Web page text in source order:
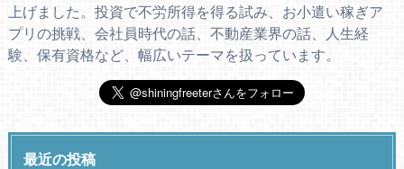
上げました。投資で不労所得を得る試み、お小遣い稼ぎア
プリの挑戦、会社員時代の話、不動産業界の話、人生経
験、保有資格など、幅広いテーマを扱っています。
最近の投稿